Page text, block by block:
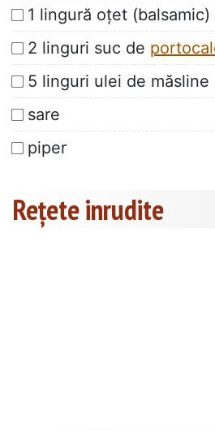
1 lingură oţet (balsamic)
2 linguri suc de
5 linguri ulei de măsline
sare
piper
Rețete inrudite